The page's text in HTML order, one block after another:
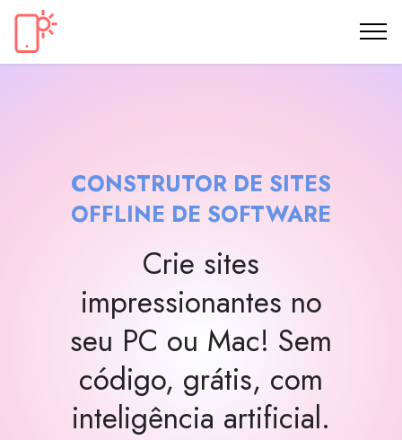
CONSTRUTOR DE SITES
OFFLINE DE SOFTWARE
Crie sites
impressionantes no
seu PC ou Mac! Sem
código, grátis, com
inteligência artificial.